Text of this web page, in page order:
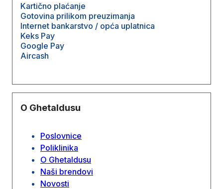
Kartično plaćanje
Gotovina prilikom preuzimanja
Internet bankarstvo / opća uplatnica
Keks Pay
Google Pay
Aircash
O Ghetaldusu
Poslovnice
Poliklinika
O Ghetaldusu
Naši brendovi
Novosti